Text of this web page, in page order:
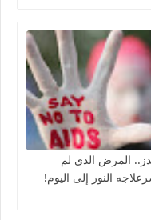
المرض الذي لم
النور إلى اليوم!